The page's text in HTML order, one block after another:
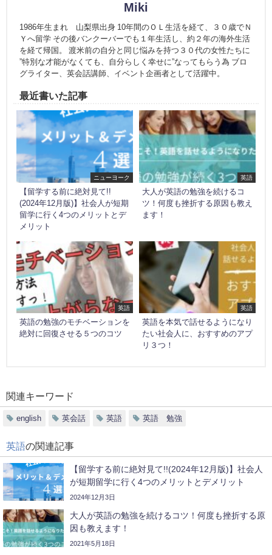
Miki
1986年生まれ 山梨県出身 10年間のＯＬ生活を経て、３０歳でＮ
Ｙへ留学 その後バンクーバーでも１年生活し、約２年の海外生活
を経て帰国。 渡米前の自分と同じ悩みを持つ３０代の女性たちに
”特別な才能がなくても、自分らしく幸せに”なってもらう為 ブロ
グライター、英会話講師、イベント企画者として活躍中。
最近書いた記事
ニューヨーク
【留学する前に絶対見て!!
(2024年12月版)】社会人が短期
留学に行く4つのメリットとデ
メリット
英語
大人が英語の勉強を続けるコ
ツ！何度も挫折する原因も教え
ます！
英語
英語の勉強のモチベーションを
絶対に回復させる５つのコツ
英語
英語を本気で話せるようになり
たい社会人に、おすすめのアプ
リ３つ！
関連キーワード
english 英会話 英語 英語 勉強
英語の関連記事
【留学する前に絶対見て!!(2024年12月版)】社会人
が短期留学に行く4つのメリットとデメリット
2024年12月3日
大人が英語の勉強を続けるコツ！何度も挫折する原
因も教えます！
2021年5月18日